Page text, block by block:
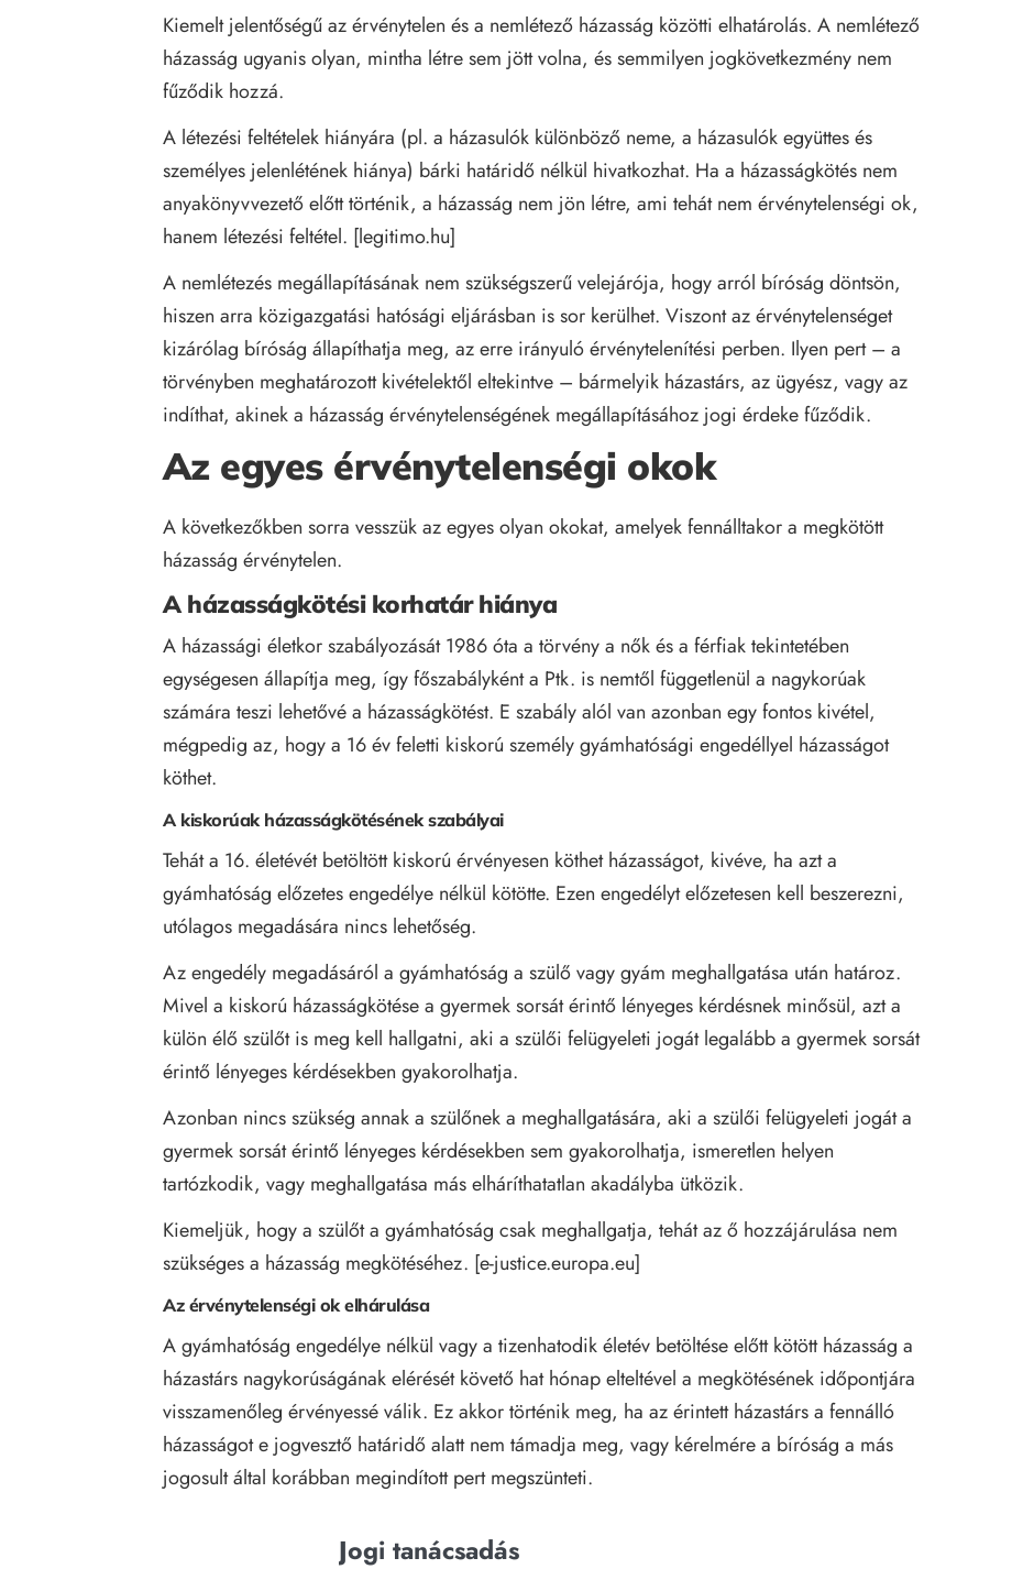
Kiemelt jelentőségű az érvénytelen és a nemlétező házasság közötti elhatárolás. A nemlétező
házasság ugyanis olyan, mintha létre sem jött volna, és semmilyen jogkövetkezmény nem
fűződik hozzá.
A létezési feltételek hiányára (pl. a házasulók különböző neme, a házasulók együttes és
személyes jelenlétének hiánya) bárki határidő nélkül hivatkozhat. Ha a házasságkötés nem
anyakönyvvezető előtt történik, a házasság nem jön létre, ami tehát nem érvénytelenségi ok,
hanem létezési feltétel. [legitimo.hu]
A nemlétezés megállapításának nem szükségszerű velejárója, hogy arról bíróság döntsön,
hiszen arra közigazgatási hatósági eljárásban is sor kerülhet. Viszont az érvénytelenséget
kizárólag bíróság állapíthatja meg, az erre irányuló érvénytelenítési perben. Ilyen pert – a
törvényben meghatározott kivételektől eltekintve – bármelyik házastárs, az ügyész, vagy az
indíthat, akinek a házasság érvénytelenségének megállapításához jogi érdeke fűződik.
Az egyes érvénytelenségi okok
A következőkben sorra vesszük az egyes olyan okokat, amelyek fennálltakor a megkötött
házasság érvénytelen.
A házasságkötési korhatár hiánya
A házassági életkor szabályozását 1986 óta a törvény a nők és a férfiak tekintetében
egységesen állapítja meg, így főszabályként a Ptk. is nemtől függetlenül a nagykorúak
számára teszi lehetővé a házasságkötést. E szabály alól van azonban egy fontos kivétel,
mégpedig az, hogy a 16 év feletti kiskorú személy gyámhatósági engedéllyel házasságot
köthet.
A kiskorúak házasságkötésének szabályai
Tehát a 16. életévét betöltött kiskorú érvényesen köthet házasságot, kivéve, ha azt a
gyámhatóság előzetes engedélye nélkül kötötte. Ezen engedélyt előzetesen kell beszerezni,
utólagos megadására nincs lehetőség.
Az engedély megadásáról a gyámhatóság a szülő vagy gyám meghallgatása után határoz.
Mivel a kiskorú házasságkötése a gyermek sorsát érintő lényeges kérdésnek minősül, azt a
külön élő szülőt is meg kell hallgatni, aki a szülői felügyeleti jogát legalább a gyermek sorsát
érintő lényeges kérdésekben gyakorolhatja.
Azonban nincs szükség annak a szülőnek a meghallgatására, aki a szülői felügyeleti jogát a
gyermek sorsát érintő lényeges kérdésekben sem gyakorolhatja, ismeretlen helyen
tartózkodik, vagy meghallgatása más elháríthatatlan akadályba ütközik.
Kiemeljük, hogy a szülőt a gyámhatóság csak meghallgatja, tehát az ő hozzájárulása nem
szükséges a házasság megkötéséhez. [e-justice.europa.eu]
Az érvénytelenségi ok elhárulása
A gyámhatóság engedélye nélkül vagy a tizenhatodik életév betöltése előtt kötött házasság a
házastárs nagykorúságának elérését követő hat hónap elteltével a megkötésének időpontjára
visszamenőleg érvényessé válik. Ez akkor történik meg, ha az érintett házastárs a fennálló
házasságot e jogvesztő határidő alatt nem támadja meg, vagy kérelmére a bíróság a más
jogosult által korábban megindított pert megszünteti.
Jogi tanácsadás